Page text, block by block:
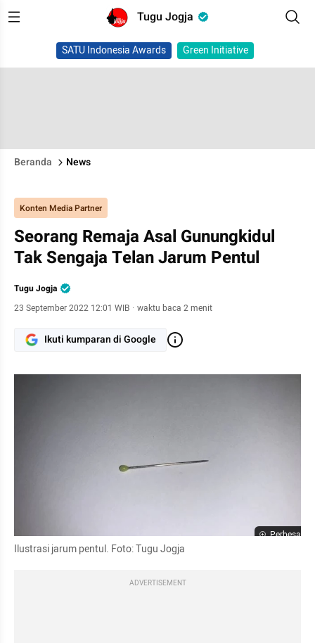
Tugu Jogja
SATU Indonesia Awards Green Initiative
Beranda News
Konten Media Partner
Seorang Remaja Asal Gunungkidul
Tak Sengaja Telan Jarum Pentul
Tugu Jogja
23 September 2022 12:01 WIB · waktu baca 2 menit
Ikuti kumparan di Google
Perbesar
Ilustrasi jarum pentul. Foto: Tugu Jogja
ADVERTISEMENT